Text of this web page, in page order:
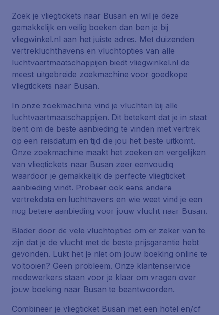
Zoek je vliegtickets naar Busan en wil je deze
gemakkelijk en veilig boeken dan ben je bij
vliegwinkel.nl aan het juiste adres. Met duizenden
vertrekluchthavens en vluchtopties van alle
luchtvaartmaatschappijen biedt vliegwinkel.nl de
meest uitgebreide zoekmachine voor goedkope
vliegtickets naar Busan.
In onze zoekmachine vind je vluchten bij alle
luchtvaartmaatschappijen. Dit betekent dat je in staat
bent om de beste aanbieding te vinden met vertrek
op een reisdatum en tijd die jou het beste uitkomt.
Onze zoekmachine maakt het zoeken en vergelijken
van vliegtickets naar Busan zeer eenvoudig
waardoor je gemakkelijk de perfecte vliegticket
aanbieding vindt. Probeer ook eens andere
vertrekdata en luchthavens en wie weet vind je een
nog betere aanbieding voor jouw vlucht naar Busan.
Blader door de vele vluchtopties om er zeker van te
zijn dat je de vlucht met de beste prijsgarantie hebt
gevonden. Lukt het je niet om jouw boeking online te
voltooien? Geen probleem. Onze klantenservice
medewerkers staan voor je klaar om vragen over
jouw boeking naar Busan te beantwoorden.
Combineer je vliegticket Busan met een hotel en/of